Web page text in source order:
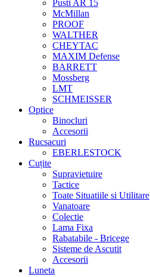
Pusti AR 15
McMillan
PROOF
WALTHER
CHEYTAC
MAXIM Defense
BARRETT
Mossberg
LMT
SCHMEISSER
Optice
Binocluri
Accesorii
Rucsacuri
EBERLESTOCK
Cuțite
Supravietuire
Tactice
Toate Situatiile si Utilitare
Vanatoare
Colectie
Lama Fixa
Rabatabile - Bricege
Sisteme de Ascutit
Accesorii
Luneta